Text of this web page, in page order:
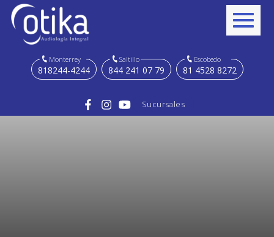
Monterrey
818244-4244
Saltillo
844 241 07 79
Escobedo
81 4528 8272
Sucursales